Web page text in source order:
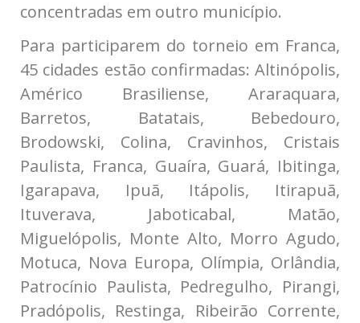
concentradas em outro município.
Para participarem do torneio em Franca,
45 cidades estão confirmadas: Altinópolis,
Américo Brasiliense, Araraquara,
Barretos, Batatais, Bebedouro,
Brodowski, Colina, Cravinhos, Cristais
Paulista, Franca, Guaíra, Guará, Ibitinga,
Igarapava, Ipuã, Itápolis, Itirapuã,
Ituverava, Jaboticabal, Matão,
Miguelópolis, Monte Alto, Morro Agudo,
Motuca, Nova Europa, Olímpia, Orlândia,
Patrocínio Paulista, Pedregulho, Pirangi,
Pradópolis, Restinga, Ribeirão Corrente,